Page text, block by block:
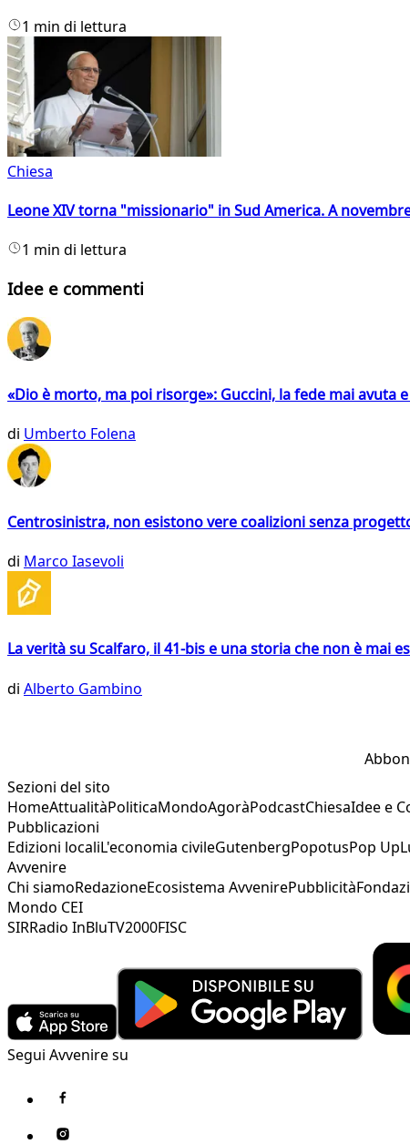
1 min di lettura
Chiesa
Leone XIV torna "missionario" in Sud America. A
1 min di lettura
Idee e commenti
«Dio è morto, ma poi risorge»: Guccini, la fede mai avuta
di Umberto Folena
Centrosinistra, non esistono vere coalizioni senza
di Marco Iasevoli
La verità su Scalfaro, il 41-bis e una storia che non è mai
di Alberto Gambino
Sezioni del sito
HomeAttualitàPoliticaMondoAgoràPodcastChiesaIdee e
Pubblicazioni
Edizioni localiL'economia civileGutenbergPopotusPop Up
Avvenire
Chi siamoRedazioneEcosistema AvvenirePubblicità
Mondo CEI
SIRRadio InBluTV2000FISC
Segui Avvenire su